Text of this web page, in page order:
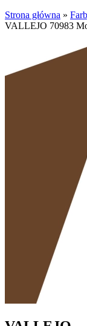
Strona główna »
VALLEJO 70983